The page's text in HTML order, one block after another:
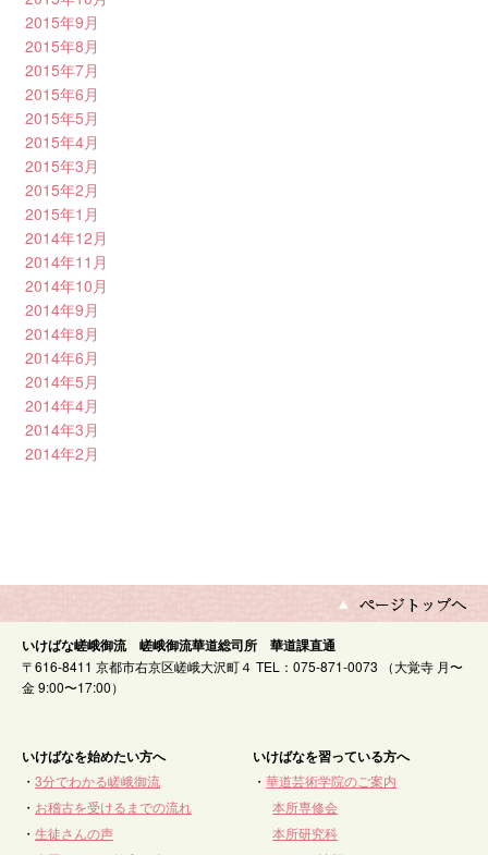
2015年9月
2015年8月
2015年7月
2015年6月
2015年5月
2015年4月
2015年3月
2015年2月
2015年1月
2014年12月
2014年11月
2014年10月
2014年9月
2014年8月
2014年6月
2014年5月
2014年4月
2014年3月
2014年2月
いけばな嵯峨御流 嵯峨御流華道総司所 華道課直通
〒616-8411 京都市右京区嵯峨大沢町４ TEL：075-871-0073 （大覚寺 月〜
金 9:00〜17:00）
いけばなを始めたい方へ
・ 3分でわかる嵯峨御流
・ お稽古を受けるまでの流れ
・ 生徒さんの声
いけばなを習っている方へ
・華道芸術学院のご案内
本所専修会
本所研究科